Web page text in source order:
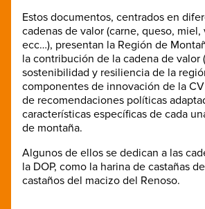
Estos documentos, centrados en
cadenas de valor (carne, queso,
ecc…), presentan la Región de
la contribución de la cadena de valor
sostenibilidad y resiliencia de la
componentes de innovación de la
de recomendaciones políticas
características específicas de cada
de montaña.
Algunos de ellos se dedican a las
la DOP, como la harina de castañas
castaños del macizo del Renoso.